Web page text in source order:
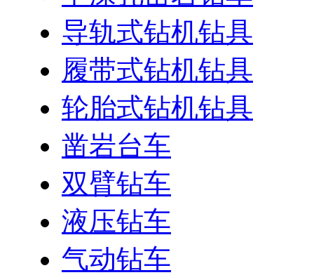
导轨式钻机钻具
履带式钻机钻具
轮胎式钻机钻具
凿岩台车
双臂钻车
液压钻车
气动钻车